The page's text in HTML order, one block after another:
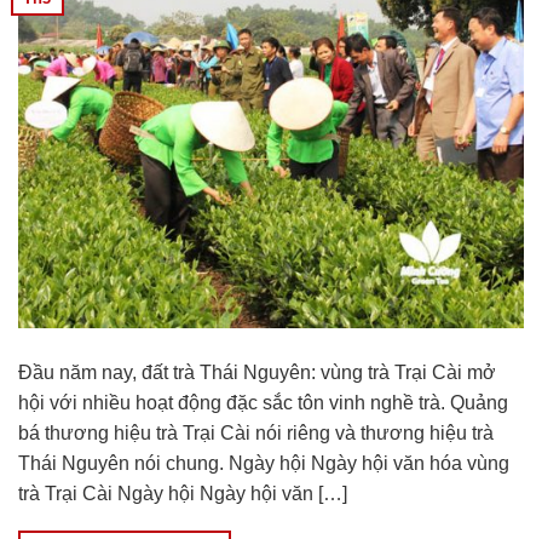
Đầu năm nay, đất trà Thái Nguyên: vùng trà Trại Cài mở
hội với nhiều hoạt động đặc sắc tôn vinh nghề trà. Quảng
bá thương hiệu trà Trại Cài nói riêng và thương hiệu trà
Thái Nguyên nói chung. Ngày hội Ngày hội văn hóa vùng
trà Trại Cài Ngày hội Ngày hội văn […]